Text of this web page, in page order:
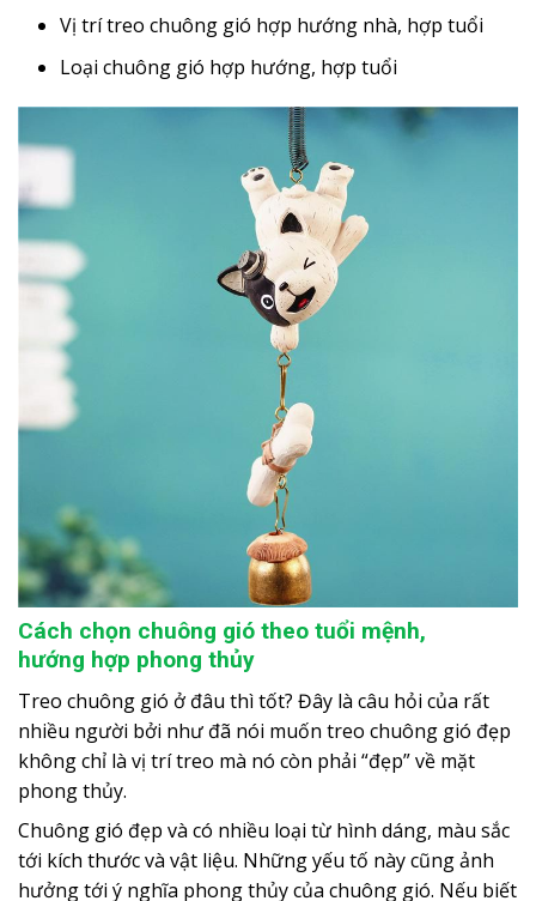
Vị trí treo chuông gió hợp hướng nhà, hợp tuổi
Loại chuông gió hợp hướng, hợp tuổi
Cách chọn chuông gió theo tuổi mệnh,
hướng hợp phong thủy
Treo chuông gió ở đâu thì tốt? Đây là câu hỏi của rất
nhiều người bởi như đã nói muốn treo chuông gió đẹp
không chỉ là vị trí treo mà nó còn phải “đẹp” về mặt
phong thủy.
Chuông gió đẹp và có nhiều loại từ hình dáng, màu sắc
tới kích thước và vật liệu. Những yếu tố này cũng ảnh
hưởng tới ý nghĩa phong thủy của chuông gió. Nếu biết